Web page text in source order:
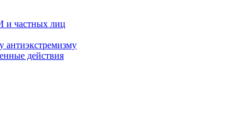
и частных лиц
антиэкстремизму
действия